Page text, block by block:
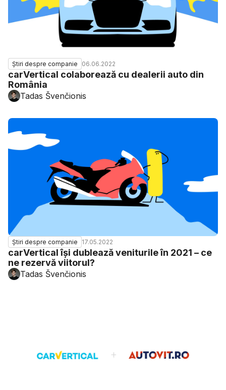
Știri despre companie 06.06.2022
carVertical colaborează cu dealerii auto din
România
Tadas Švenčionis
Știri despre companie 17.05.2022
carVertical își dublează veniturile în 2021 – ce
ne rezervă viitorul?
Tadas Švenčionis